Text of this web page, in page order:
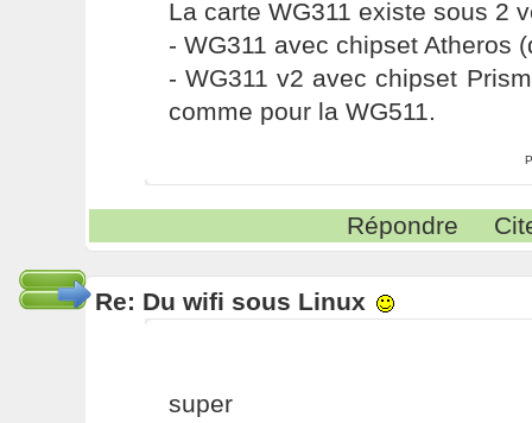
La carte WG311 existe sous 2
- WG311 avec chipset Atheros
- WG311 v2 avec chipset
comme pour la WG511.
Répondre
Re: Du wifi sous Linux
super